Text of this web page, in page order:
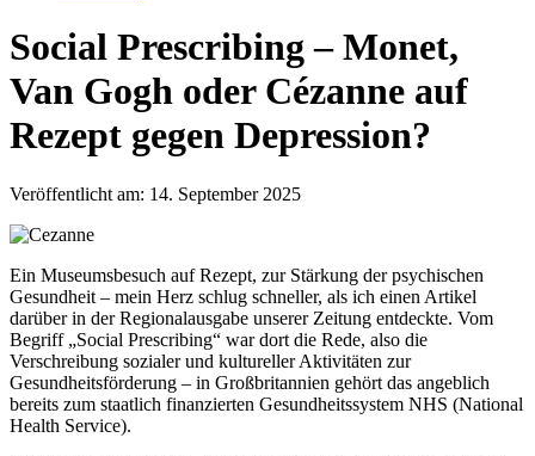
Social Prescribing – Monet,
Van Gogh oder Cézanne auf
Rezept gegen Depression?
Veröffentlicht am: 14. September 2025
Ein Museumsbesuch auf Rezept, zur Stärkung der psychischen
Gesundheit – mein Herz schlug schneller, als ich einen Artikel
darüber in der Regionalausgabe unserer Zeitung entdeckte. Vom
Begriff „Social Prescribing“ war dort die Rede, also die
Verschreibung sozialer und kultureller Aktivitäten zur
Gesundheitsförderung – in Großbritannien gehört das angeblich
bereits zum staatlich finanzierten Gesundheitssystem NHS (National
Health Service).